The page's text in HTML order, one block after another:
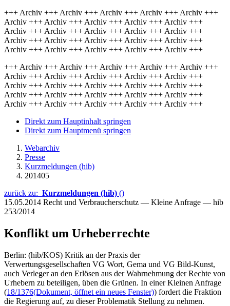
+++ Archiv +++ Archiv +++ Archiv +++ Archiv +++ Archiv +++
Archiv +++ Archiv +++ Archiv +++ Archiv +++ Archiv +++
Archiv +++ Archiv +++ Archiv +++ Archiv +++ Archiv +++
Archiv +++ Archiv +++ Archiv +++ Archiv +++ Archiv +++
Archiv +++ Archiv +++ Archiv +++ Archiv +++ Archiv +++
+++ Archiv +++ Archiv +++ Archiv +++ Archiv +++ Archiv +++
Archiv +++ Archiv +++ Archiv +++ Archiv +++ Archiv +++
Archiv +++ Archiv +++ Archiv +++ Archiv +++ Archiv +++
Archiv +++ Archiv +++ Archiv +++ Archiv +++ Archiv +++
Archiv +++ Archiv +++ Archiv +++ Archiv +++ Archiv +++
Direkt zum Hauptinhalt springen
Direkt zum Hauptmenü springen
Webarchiv
Presse
Kurzmeldungen (hib)
201405
zurück zu: Kurzmeldungen (hib) ()
15.05.2014 Recht und Verbraucherschutz — Kleine Anfrage — hib
253/2014
Konflikt um Urheberrechte
Berlin: (hib/KOS) Kritik an der Praxis der
Verwertungsgesellschaften VG Wort, Gema und VG Bild-Kunst,
auch Verleger an den Erlösen aus der Wahrnehmung der Rechte von
Urhebern zu beteiligen, üben die Grünen. In einer Kleinen Anfrage
(18/1376(Dokument, öffnet ein neues Fenster)) fordert die Fraktion
die Regierung auf, zu dieser Problematik Stellung zu nehmen.